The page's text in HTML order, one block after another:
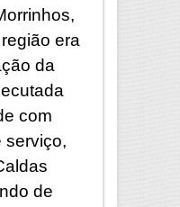
era
da
com
serviço,
de